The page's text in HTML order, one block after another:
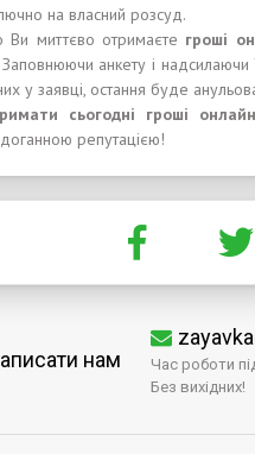
на власний розсуд.
Ви миттєво отримаєте гроші
анкету і надсилаючи
у заявці, остання буде
сьогодні гроші
репутацією!
нам
Час роботи
Без вихідних!